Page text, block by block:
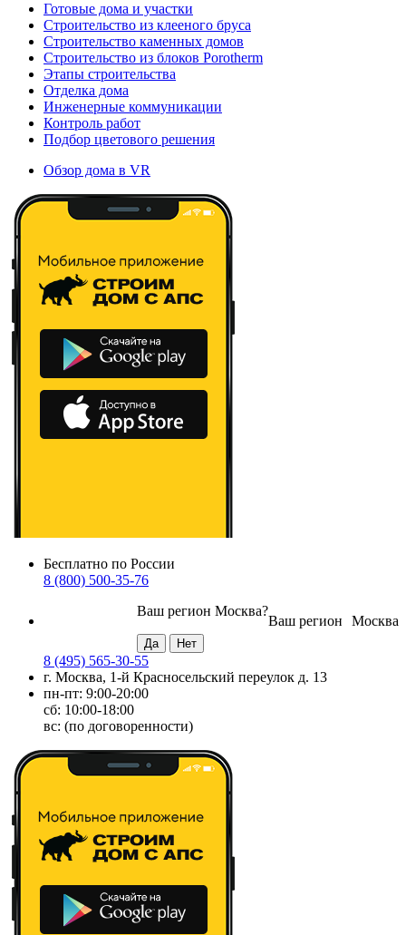
Готовые дома и участки
Строительство из клееного бруса
Строительство каменных домов
Строительство из блоков Porotherm
Этапы строительства
Отделка дома
Инженерные коммуникации
Контроль работ
Подбор цветового решения
Обзор дома в VR
Бесплатно по России
8 (800) 500-35-76
Москва
Ваш регион
Ваш регион Москва?
8 (495) 565-30-55
г. Москва, 1-й Красносельский переулок д. 13
пн-пт: 9:00-20:00
сб: 10:00-18:00
вс: (по договоренности)